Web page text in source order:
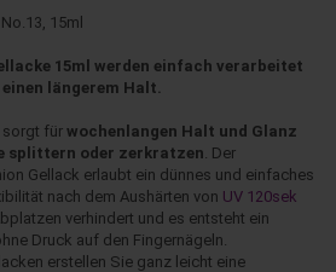
15ml
15ml werden einfach verarbeitet
längerem Halt.
sorgt für wochenlangen Halt und Glanz
splittern oder zerkratzen . Der
Gellack erlaubt ein dünnes und einfaches
nach dem Aushärten von UV 120sek
verhindert und es entsteht ein
Druck auf den Fingernägeln.
erstellen Sie ganz leicht eine